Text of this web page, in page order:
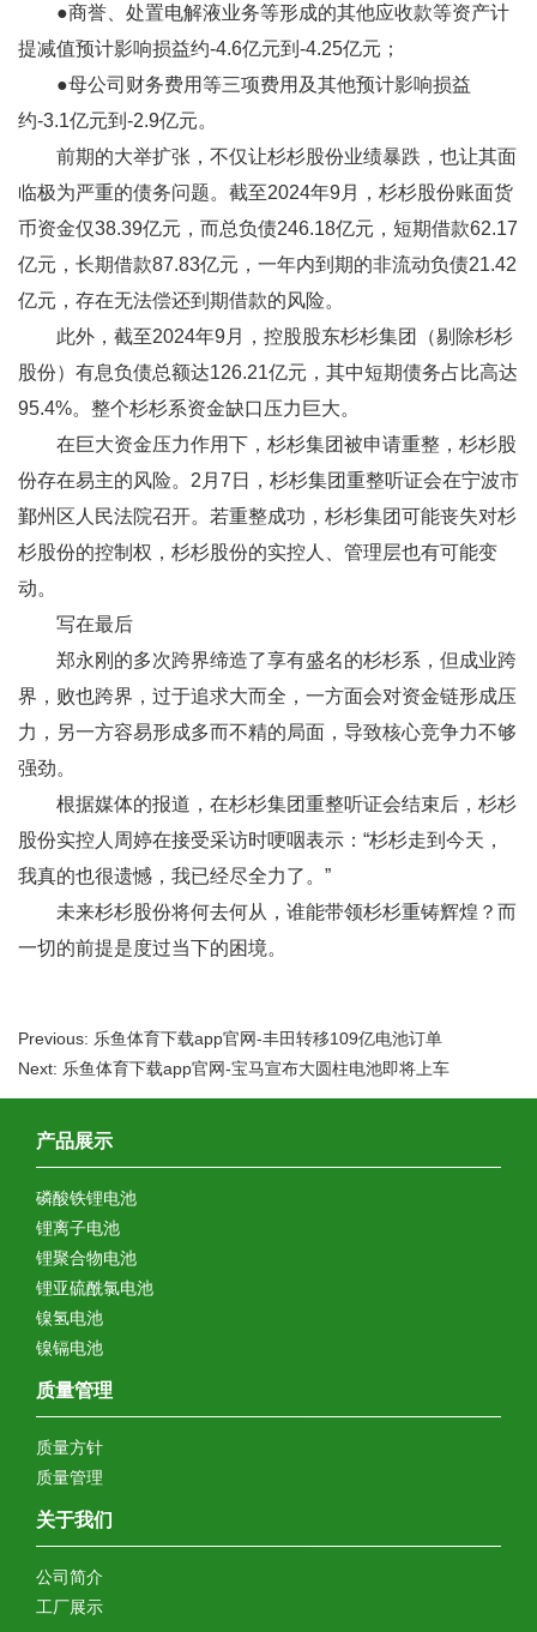
●商誉、处置电解液业务等形成的其他应收款等资产计
提减值预计影响损益约-4.6亿元到-4.25亿元；
●母公司财务费用等三项费用及其他预计影响损益
约-3.1亿元到-2.9亿元。
前期的大举扩张，不仅让杉杉股份业绩暴跌，也让其面
临极为严重的债务问题。截至2024年9月，杉杉股份账面货
币资金仅38.39亿元，而总负债246.18亿元，短期借款62.17
亿元，长期借款87.83亿元，一年内到期的非流动负债21.42
亿元，存在无法偿还到期借款的风险。
此外，截至2024年9月，控股股东杉杉集团（剔除杉杉
股份）有息负债总额达126.21亿元，其中短期债务占比高达
95.4%。整个杉杉系资金缺口压力巨大。
在巨大资金压力作用下，杉杉集团被申请重整，杉杉股
份存在易主的风险。2月7日，杉杉集团重整听证会在宁波市
鄞州区人民法院召开。若重整成功，杉杉集团可能丧失对杉
杉股份的控制权，杉杉股份的实控人、管理层也有可能变
动。
写在最后
郑永刚的多次跨界缔造了享有盛名的杉杉系，但成业跨
界，败也跨界，过于追求大而全，一方面会对资金链形成压
力，另一方容易形成多而不精的局面，导致核心竞争力不够
强劲。
根据媒体的报道，在杉杉集团重整听证会结束后，杉杉
股份实控人周婷在接受采访时哽咽表示：“杉杉走到今天，
我真的也很遗憾，我已经尽全力了。”
未来杉杉股份将何去何从，谁能带领杉杉重铸辉煌？而
一切的前提是度过当下的困境。
Previous: 乐鱼体育下载app官网-丰田转移109亿电池订单
Next: 乐鱼体育下载app官网-宝马宣布大圆柱电池即将上车
产品展示
磷酸铁锂电池
锂离子电池
锂聚合物电池
锂亚硫酰氯电池
镍氢电池
镍镉电池
质量管理
质量方针
质量管理
关于我们
公司简介
工厂展示